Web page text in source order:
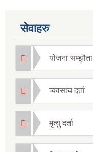
सेवाहरु
योजना सम्झौता
व्यवसाय दर्ता
मृत्यु दर्ता